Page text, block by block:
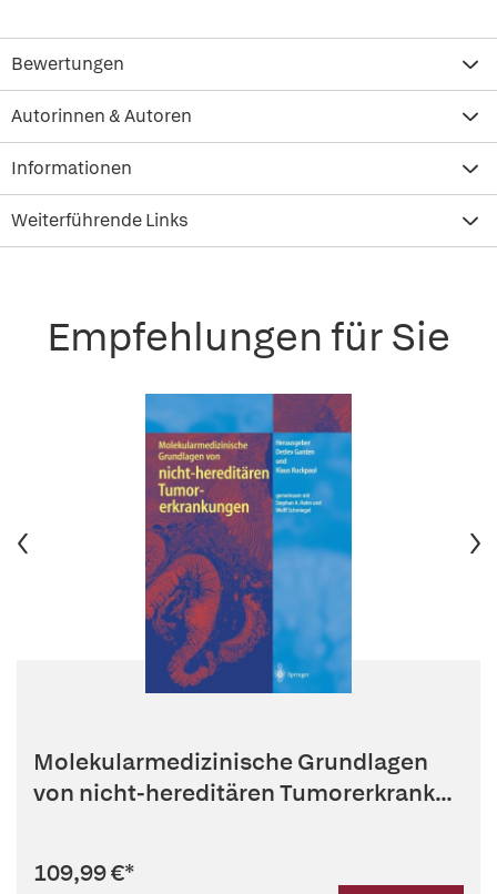
Bewertungen
Autorinnen & Autoren
Informationen
Weiterführende Links
Empfehlungen für Sie
Molekularmedizinische Grundlagen
von nicht-hereditären Tumorerkrank...
109,99 €*